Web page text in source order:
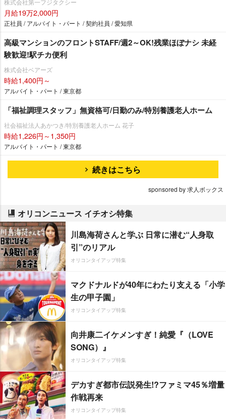
株式会社第一フジタクシー
月給19万2,000円
正社員 / アルバイト・パート / 契約社員 / 愛知県
高級マンションのフロントSTAFF/週2～OK!残業ほぼナシ 未経
験歓迎!駅チカ便利
株式会社ベアーズ
時給1,400円～
アルバイト・パート / 東京都
「福祉調理スタッフ」無資格可/日勤のみ/特別養護老人ホーム
社会福祉法人あかつき/特別養護老人ホーム 花子
時給1,226円～1,350円
アルバイト・パート / 東京都
続きはこちら
sponsored by 求人ボックス
オリコンニュース イチオシ特集
川島海荷さんと学ぶ 日常に潜む“人身取
引”のリアル
オリコンタイアップ特集
マクドナルドが40年にわたり支える「小学
生の甲子園」
オリコンタイアップ特集
向井康二イケメンすぎ！純愛『（LOVE
SONG）』
オリコンタイアップ特集
デカすぎ都市伝説発生!?ファミマ45％増量
作戦再来
オリコンタイアップ特集